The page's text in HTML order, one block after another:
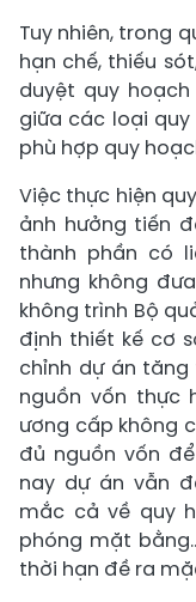
Tuy nhiên, trong
hạn chế, thiếu
duyệt quy
giữa các loại
phù hợp quy
Việc thực hiện
ảnh hưởng tiến
thành phần có
nhưng không
không trình Bộ
định thiết kế cơ
chỉnh dự án tăng
nguồn vốn thực
ương cấp không
đủ nguồn vốn
nay dự án vẫn
mắc cả về quy
phóng mặt
thời hạn đề ra